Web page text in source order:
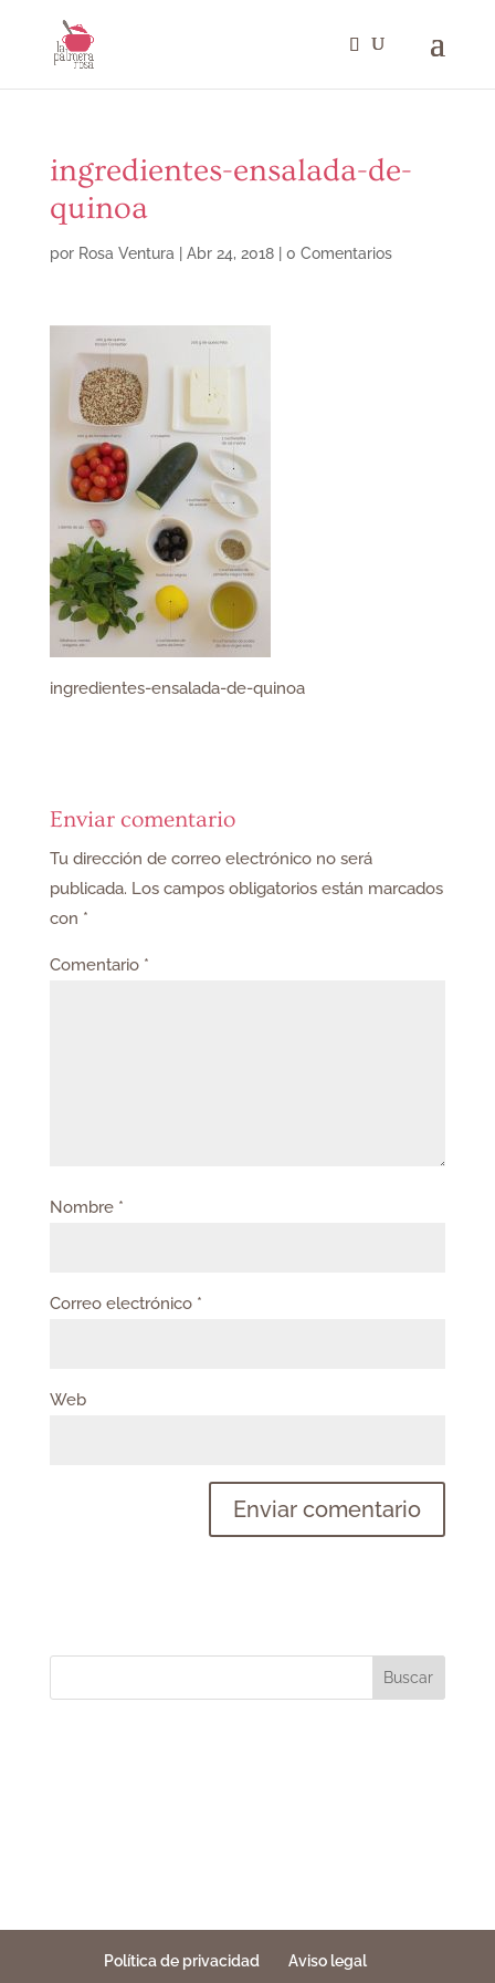
ingredientes-ensalada-de-
quinoa
por Rosa Ventura Abr 24, 2018| 0 Comentarios
ingredientes-ensalada-de-quinoa
Enviar comentario
Tu dirección de correo electrónico no será
publicada. Los campos obligatorios están marcados
con *
Comentario *
Nombre *
Correo electrónico *
Web
Buscar
Política de privacidad
Aviso legal